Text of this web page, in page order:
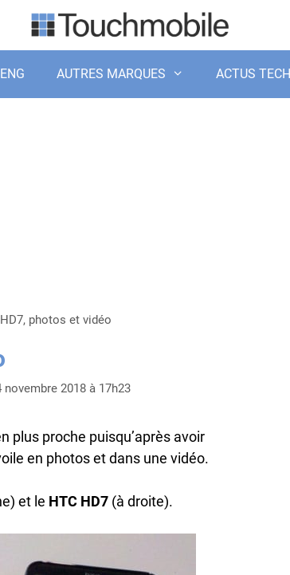
AUTRES MARQUES ACTUS TECH
photos et vidéo
2018 à 17h23
plus proche puisqu’après avoir
en photos et dans une vidéo.
et le HTC HD7 (à droite).